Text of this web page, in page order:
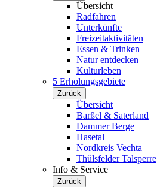
Übersicht
Radfahren
Unterkünfte
Freizeitaktivitäten
Essen & Trinken
Natur entdecken
Kulturleben
5 Erholungsgebiete
Zurück
Übersicht
Barßel & Saterland
Dammer Berge
Hasetal
Nordkreis Vechta
Thülsfelder Talsperre
Info & Service
Zurück